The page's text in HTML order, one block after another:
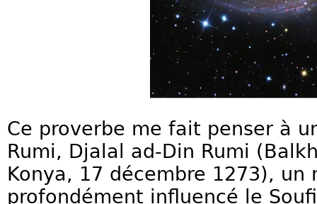
Ce proverbe me fait penser à
Rumi, Djalal ad-Din Rumi
Konya, 17 décembre 1273), un
profondément influencé le